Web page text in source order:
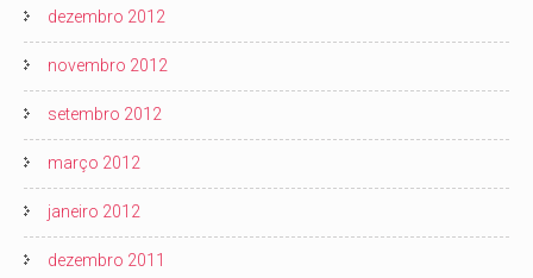
dezembro 2012
novembro 2012
setembro 2012
março 2012
janeiro 2012
dezembro 2011